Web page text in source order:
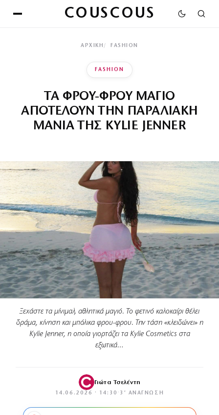
COUSCOUS
ΑΡΧΙΚΉ FASHION
FASHION
ΤΑ ΦΡΟΥ-ΦΡΟΥ ΜΑΓΙΟ
ΑΠΟΤΕΛΟΥΝ ΤΗΝ ΠΑΡΑΛΙΑΚΗ
ΜΑΝΙΑ ΤΗΣ KYLIE JENNER
Ξεχάστε τα μίνιμαλ, αθλητικά μαγιό. Το φετινό καλοκαίρι θέλει
δράμα, κίνηση και μπόλικα φρου-φρου. Την τάση «κλειδώνει» η
Kylie Jenner, η οποία γιορτάζει τα Kylie Cosmetics στα
εξωτικά…
Γιώτα Τσελέντη
14.06.2026 · 14:30 · 3′ ΑΝΆΓΝΩΣΗ